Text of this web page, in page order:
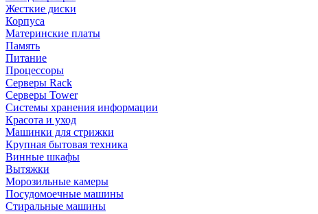
Жесткие диски
Корпуса
Материнские платы
Память
Питание
Процессоры
Серверы Rack
Серверы Tower
Системы хранения информации
Красота и уход
Машинки для стрижки
Крупная бытовая техника
Винные шкафы
Вытяжки
Морозильные камеры
Посудомоечные машины
Стиральные машины